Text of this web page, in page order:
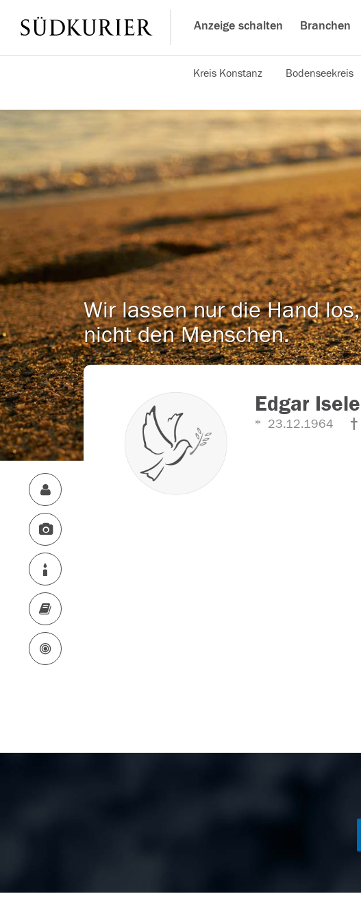
Anzeige schalten Branchen
Kreis Konstanz Bodenseekreis
Wir lassen nur die Hand los,
nicht den Menschen.
Edgar Isele
23.12.1964